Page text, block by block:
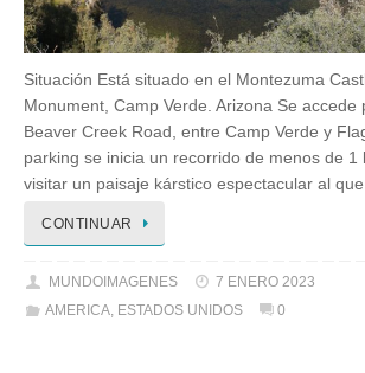
Situación Está situado en el Montezuma
Monument, Camp Verde. Arizona Se accede
Beaver Creek Road, entre Camp Verde y
parking se inicia un recorrido de menos de 1
visitar un paisaje kárstico espectacular al
CONTINUAR
MUNDOIMAGENES
7 ENERO 2023
AMERICA, ESTADOS UNIDOS 0